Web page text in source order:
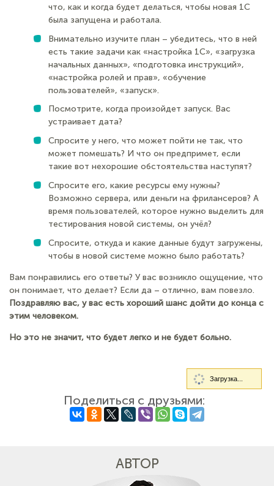
что, как и когда будет делаться, чтобы новая 1С
была запущена и работала.
Внимательно изучите план – убедитесь, что в ней
есть такие задачи как «настройка 1С», «загрузка
начальных данных», «подготовка инструкций»,
«настройка ролей и прав», «обучение
пользователей», «запуск».
Посмотрите, когда произойдет запуск. Вас
устраивает дата?
Спросите у него, что может пойти не так, что
может помешать? И что он предпримет, если
такие вот нехорошие обстоятельства наступят?
Спросите его, какие ресурсы ему нужны?
Возможно сервера, или деньги на фрилансеров? А
время пользователей, которое нужно выделить для
тестирования новой системы, он учёл?
Спросите, откуда и какие данные будут загружены,
чтобы в новой системе можно было работать?
Вам понравились его ответы? У вас возникло ощущение, что
он понимает, что делает? Если да – отлично, вам повезло.
Поздравляю вас, у вас есть хороший шанс дойти до конца с
этим человеком.
Но это не значит, что будет легко и не будет больно.
Поделиться с друзьями:
АВТОР
Загрузка...